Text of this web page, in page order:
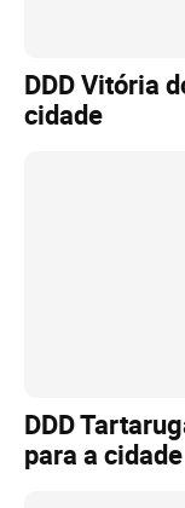
DDD Vitória
cidade
DDD
para a cidade